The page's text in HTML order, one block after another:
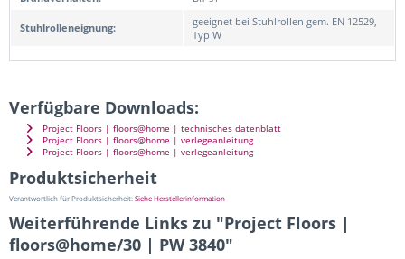
Stuhlrolleneignung:
geeignet bei Stuhlrollen gem. EN 12529,
Typ W
Verfügbare Downloads:
Project Floors | floors@home | technisches datenblatt
Project Floors | floors@home | verlegeanleitung
Project Floors | floors@home | verlegeanleitung
Produktsicherheit
Verantwortlich für Produktsicherheit:Siehe Herstellerinformation
Weiterführende Links zu "Project Floors |
floors@home/30 | PW 3840"